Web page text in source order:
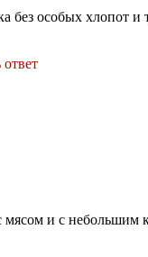
без особых хлопот
мясом и с